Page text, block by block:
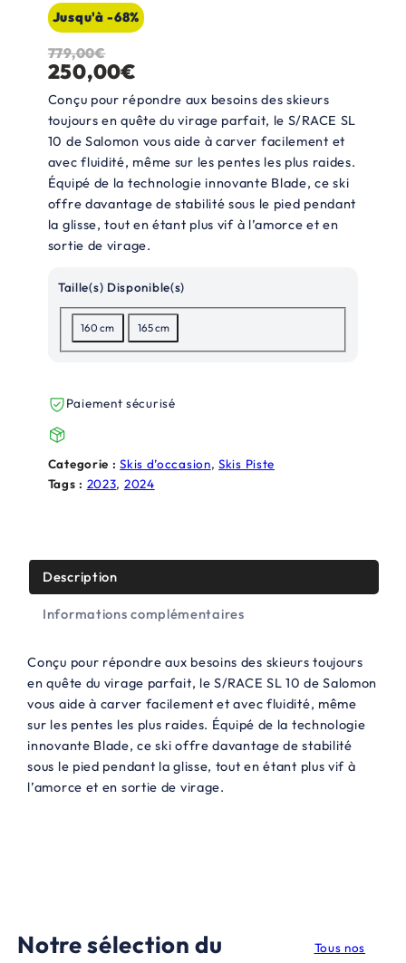
Jusqu'à -68%
779,00€
L
e
p
r
i
x
i
l
é
t
t
:
7
7
9
,
0
250,00€
L
e
p
r
i
x
a
e
s
t
2
5
0
,
0
0
€
.
Conçu pour répondre aux besoins des skieurs
toujours en quête du virage parfait, le S/RACE SL
10 de Salomon vous aide à carver facilement et
avec fluidité, même sur les pentes les plus raides.
Équipé de la technologie innovante Blade, ce ski
offre davantage de stabilité sous le pied pendant
la glisse, tout en étant plus vif à l’amorce et en
sortie de virage.
Taille(s) Disponible(s)
160 cm 165 cm
Paiement sécurisé
Categorie :Skis d’occasion, Skis Piste
Tags : 2023, 2024
Description
Informations complémentaires
Conçu pour répondre aux besoins des skieurs toujours
en quête du virage parfait, le S/RACE SL 10 de Salomon
vous aide à carver facilement et avec fluidité, même
sur les pentes les plus raides. Équipé de la technologie
innovante Blade, ce ski offre davantage de stabilité
sous le pied pendant la glisse, tout en étant plus vif à
l’amorce et en sortie de virage.
Notre sélection du
Tous nos